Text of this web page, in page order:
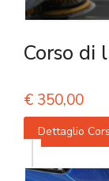
Corso di
€ 350,00
Dettaglio